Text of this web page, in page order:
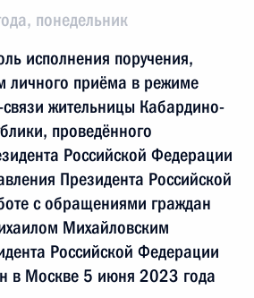
понедельник
исполнения поручения,
личного приёма в режиме
жительницы Кабардино-
проведённого
Российской Федерации
Президента Российской
с обращениями граждан
Михайловским
Российской Федерации
в Москве 5 июня 2023 года